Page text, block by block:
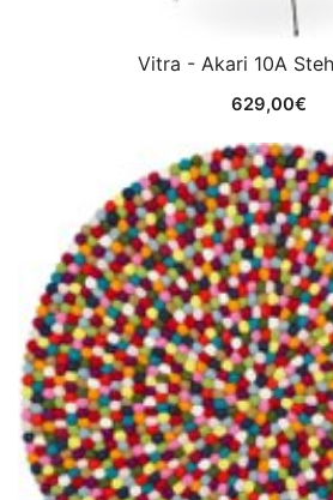
Vitra - Akari 10A
629,00€